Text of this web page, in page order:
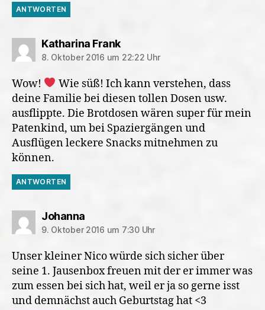
ANTWORTEN
Katharina Franksagt:
8. Oktober 2016 um 22:22 Uhr
Wow!
Wie süß! Ich kann verstehen, dass
deine Familie bei diesen tollen Dosen usw.
ausflippte. Die Brotdosen wären super für mein
Patenkind, um bei Spaziergängen und
Ausflügen leckere Snacks mitnehmen zu
können.
ANTWORTEN
Johannasagt:
9. Oktober 2016 um 7:30 Uhr
Unser kleiner Nico würde sich sicher über
seine 1. Jausenbox freuen mit der er immer was
zum essen bei sich hat, weil er ja so gerne isst
und demnächst auch Geburtstag hat <3